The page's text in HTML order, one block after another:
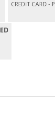
CREDIT CARD -